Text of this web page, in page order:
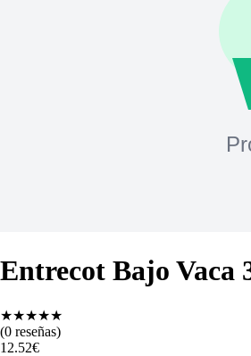
Entrecot Bajo Vaca
★★★★★
(0 reseñas)
12.52€